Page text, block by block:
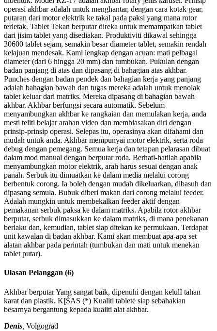
operasi akhbar adalah untuk menghantar, dengan cara kotak gear,
putaran dari motor elektrik ke takal pada paksi yang mana rotor
terletak. Tablet Tekan berputar direka untuk memampatkan tablet
dari jisim tablet yang disediakan. Produktiviti dikawal sehingga
30600 tablet sejam, semakin besar diameter tablet, semakin rendah
kelajuan mendesak. Kami lengkap dengan acuan: mati pelbagai
diameter (dari 6 hingga 20 mm) dan tumbukan. Pukulan dengan
badan panjang di atas dan dipasang di bahagian atas akhbar.
Punches dengan badan pendek dan bahagian kerja yang panjang
adalah bahagian bawah dan tugas mereka adalah untuk menolak
tablet keluar dari matriks. Mereka dipasang di bahagian bawah
akhbar. Akhbar berfungsi secara automatik. Sebelum
menyambungkan akhbar ke rangkaian dan memulakan kerja, anda
mesti teliti belajar arahan video dan membiasakan diri dengan
prinsip-prinsip operasi. Selepas itu, operasinya akan difahami dan
mudah untuk anda. Akhbar mempunyai motor elektrik, serta roda
debug dengan pemegang. Semua kerja dan tetapan pelarasan dibuat
dalam mod manual dengan berputar roda. Berhati-hatilah apabila
menyambungkan motor elektrik, arah harus sesuai dengan anak
panah. Serbuk itu dimuatkan ke dalam media melalui corong
berbentuk corong. Ia boleh dengan mudah dikeluarkan, dibasuh dan
dipasang semula. Bubuk diberi makan dari corong melalui feeder.
Adalah mungkin untuk membekalkan feeder aktif dengan
pemakanan serbuk paksa ke dalam matriks. Apabila rotor akhbar
berputar, serbuk dimasukkan ke dalam matriks, di mana penekanan
berlaku dan, kemudian, tablet siap ditekan ke permukaan. Terdapat
unit kawalan di badan akhbar. Kami akan membuat apa-apa set
alatan akhbar pada perintah (tumbukan dan mati untuk menekan
tablet putar).
Ulasan Pelanggan (6)
Akhbar berputar Yang sangat baik, dipenuhi dengan kelulI tahan
karat dan plastik. KĮŠAS (*) Kualiti tabletė siap sebahakian
besarnya bergantung kepada kualiti alat akhbar.
Denis Volgograd